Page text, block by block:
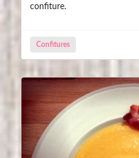
confiture.
Confitures